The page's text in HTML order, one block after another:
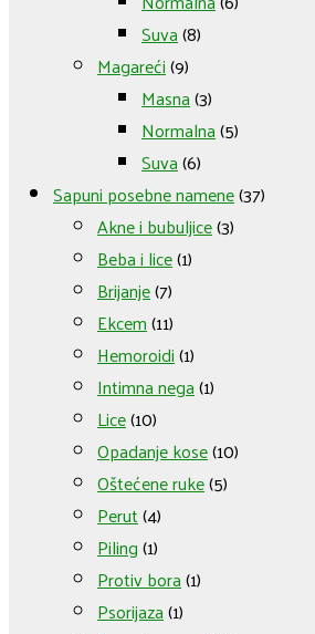
Suva(8)
Magareći(9)
Masna(3)
Normalna(5)
Suva(6)
Sapuni posebne namene(37)
Akne i bubuljice(3)
Beba i lice(1)
Brijanje(7)
Ekcem(11)
Hemoroidi(1)
Intimna nega(1)
Lice(10)
Opadanje kose(10)
Oštećene ruke(5)
Perut(4)
Piling(1)
Protiv bora(1)
Psorijaza(1)